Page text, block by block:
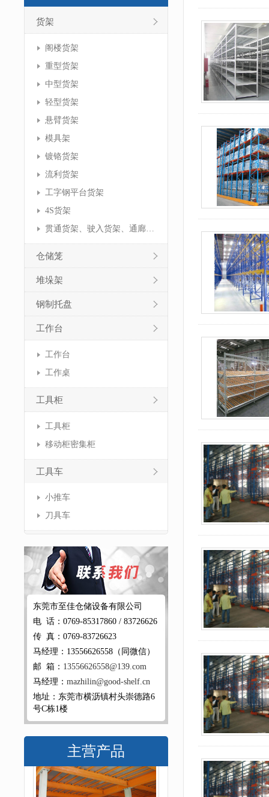
货架
阁楼货架
重型货架
中型货架
轻型货架
悬臂货架
模具架
镀铬货架
流利货架
工字钢平台货架
4S货架
贯通货架、驶入货架、通廊货架
仓储笼
堆垛架
钢制托盘
工作台
工作台
工作桌
工具柜
工具柜
移动柜密集柜
工具车
小推车
刀具车
东莞市至佳仓储设备有限公司
电 话：0769-85317860 / 83726626
传 真：0769-83726623
马经理：13556626558（同微信）
邮 箱： 13556626558@139.com
马经理： mazhilin@good-shelf.cn
地址：东莞市横沥镇村头崇德路6
号C栋1楼
主营产品